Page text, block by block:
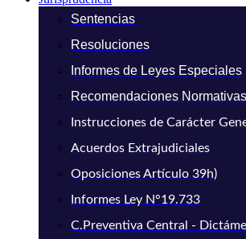
Sentencias
Resoluciones
Informes de Leyes Especiales
Recomendaciones Normativas
Instrucciones de Carácter
Acuerdos Extrajudiciales
Oposiciones Artículo 39h)
Informes Ley N°19.733
C.Preventiva Central -